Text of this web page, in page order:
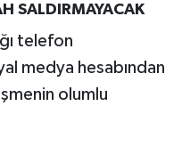
SALDIRMAYACAK
telefon
medya hesabından
olumlu